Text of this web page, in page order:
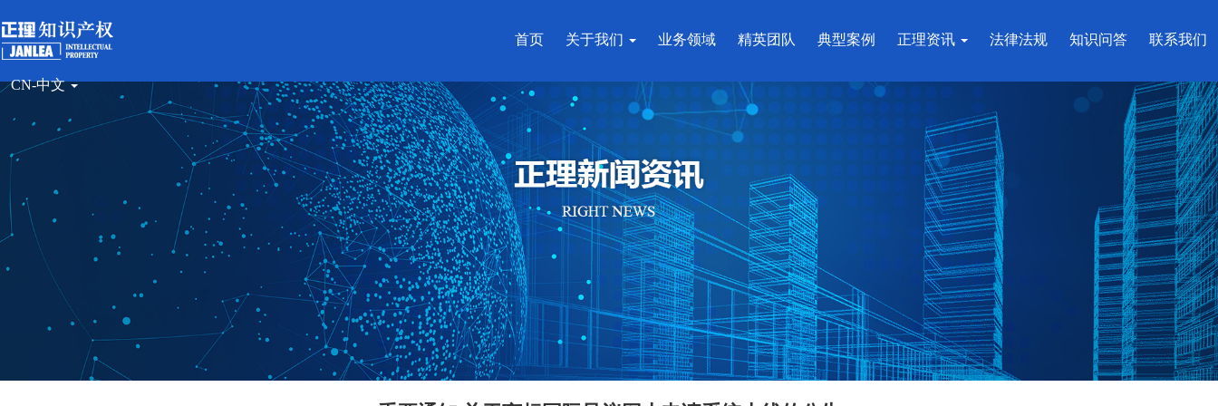
CN-中文
首页 关于我们 业务领域 精英团队 典型案例 正理资讯 法律法规 知识问答 联系我们